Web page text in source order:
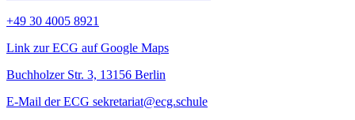
+49 30 4005 8921
Link zur ECG auf Google Maps
Buchholzer Str. 3, 13156 Berlin
E-Mail der ECG sekretariat@ecg.schule